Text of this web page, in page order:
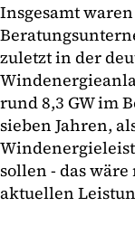
Insgesamt
zuletzt in der
rund 8,3 GW im
sieben Jahren,
sollen - das
aktuellen